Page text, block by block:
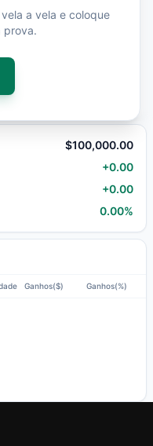
a vela e coloque
prova.
$100,000.00
+0.00
+0.00
0.00%
Ganhos($) Ganhos(%)